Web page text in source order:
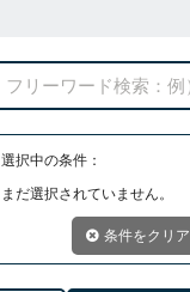
選択中の条件：
まだ選択されていません。
条件をクリア